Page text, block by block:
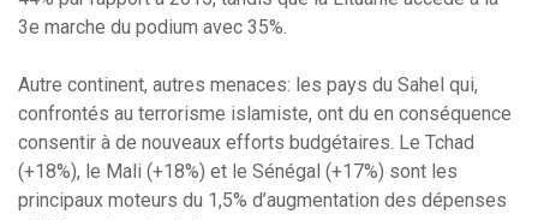
3e marche du podium avec 35%.
Autre continent, autres menaces: les pays du Sahel qui,
confrontés au terrorisme islamiste, ont du en conséquence
consentir à de nouveaux efforts budgétaires. Le Tchad
(+18%), le Mali (+18%) et le Sénégal (+17%) sont les
principaux moteurs du 1,5% d’augmentation des dépenses